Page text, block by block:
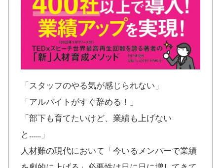
「スタッフのやる気が感じられない」
「アルバイトがすぐ辞める！」
「部下も育てたいけど、業績も上げない
と......」
人材難の現代において「今いるメンバーで業績